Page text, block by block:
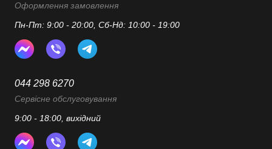
Оформлення замовлення
Пн-Пт: 9:00 - 20:00, Сб-Нд: 10:00 - 19:00
044 298 6270
Сервісне обслуговування
9:00 - 18:00, вихідний